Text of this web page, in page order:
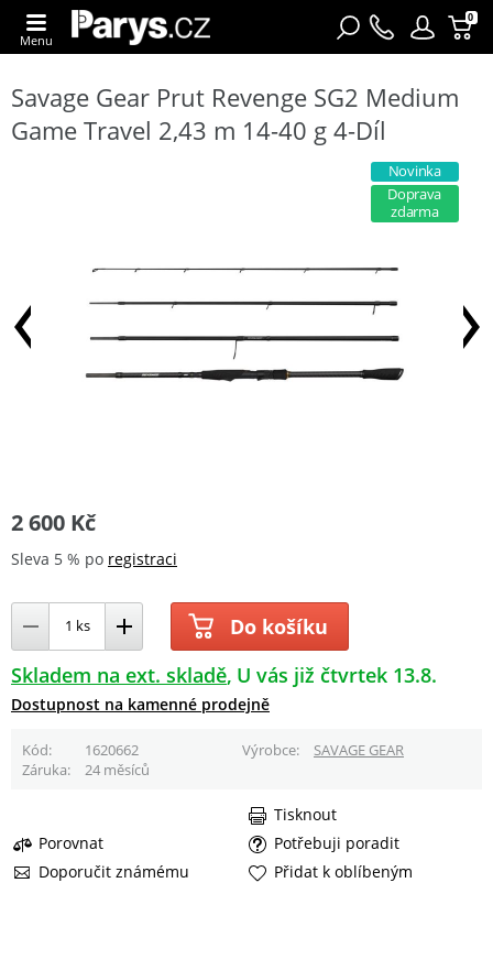
0
Menu
Savage Gear Prut Revenge SG2 Medium
Game Travel 2,43 m 14-40 g 4-Díl
Novinka
Doprava
zdarma
2 600 Kč
Sleva 5 % po registraci
Do košíku
Skladem na ext. skladě U vás již čtvrtek 13.8.
Dostupnost na kamenné prodejně
Kód 1620662 Výrobce
SAVAGE GEAR
Záruka
24 měsíců
Porovnat
Potřebuji poradit
Doporučit známému
Tisknout
Přidat k oblíbeným